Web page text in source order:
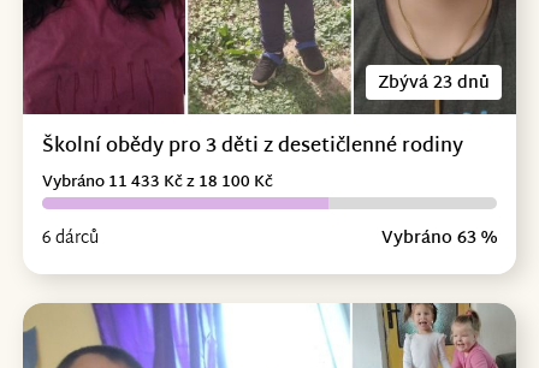
Zbývá 23 dnů
Školní obědy pro 3 děti z desetičlenné rodiny
6 dárců Vybráno 63 %
Vybráno 11 433 Kč z 18 100 Kč